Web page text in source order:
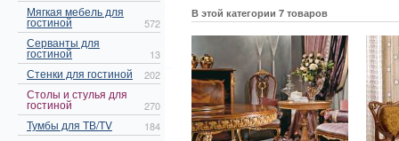
Мягкая мебель для
гостиной 572
Серванты для
гостиной 13
Стенки для гостиной 202
Столы и стулья для
гостиной 270
Тумбы для ТВ/TV 184
В этой категории 7 товаров